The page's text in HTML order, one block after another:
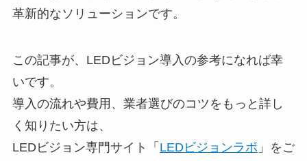
革新的なソリューションです。
この記事が、LEDビジョン導入の参考になれば幸
いです。
導入の流れや費用、業者選びのコツをもっと詳し
く知りたい方は、
LEDビジョン専門サイト「 LEDビジョンラボ 」をご